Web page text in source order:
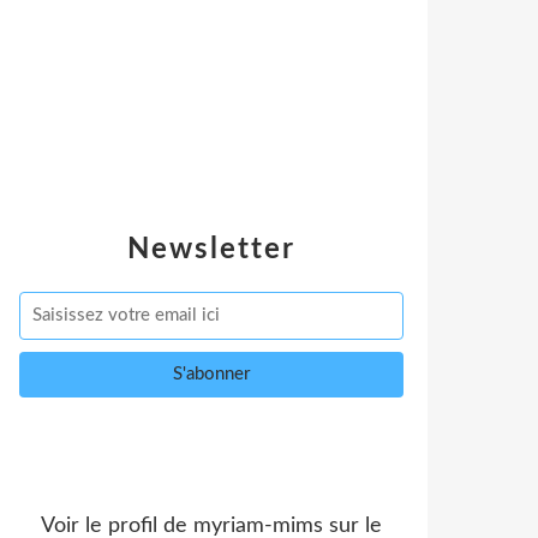
Newsletter
Voir le profil de myriam-mims sur le